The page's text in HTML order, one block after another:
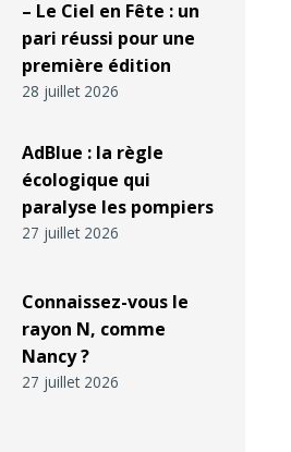
– Le Ciel en Fête : un
pari réussi pour une
première édition
28 juillet 2026
AdBlue : la règle
écologique qui
paralyse les pompiers
27 juillet 2026
Connaissez-vous le
rayon N, comme
Nancy ?
27 juillet 2026